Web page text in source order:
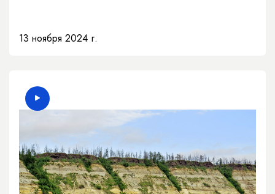
13 ноября 2024 г.